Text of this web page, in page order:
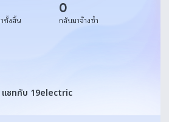
ทั้งสิ้น
0
กลับมาจ้างซ้ำ
แชทกับ 19electric